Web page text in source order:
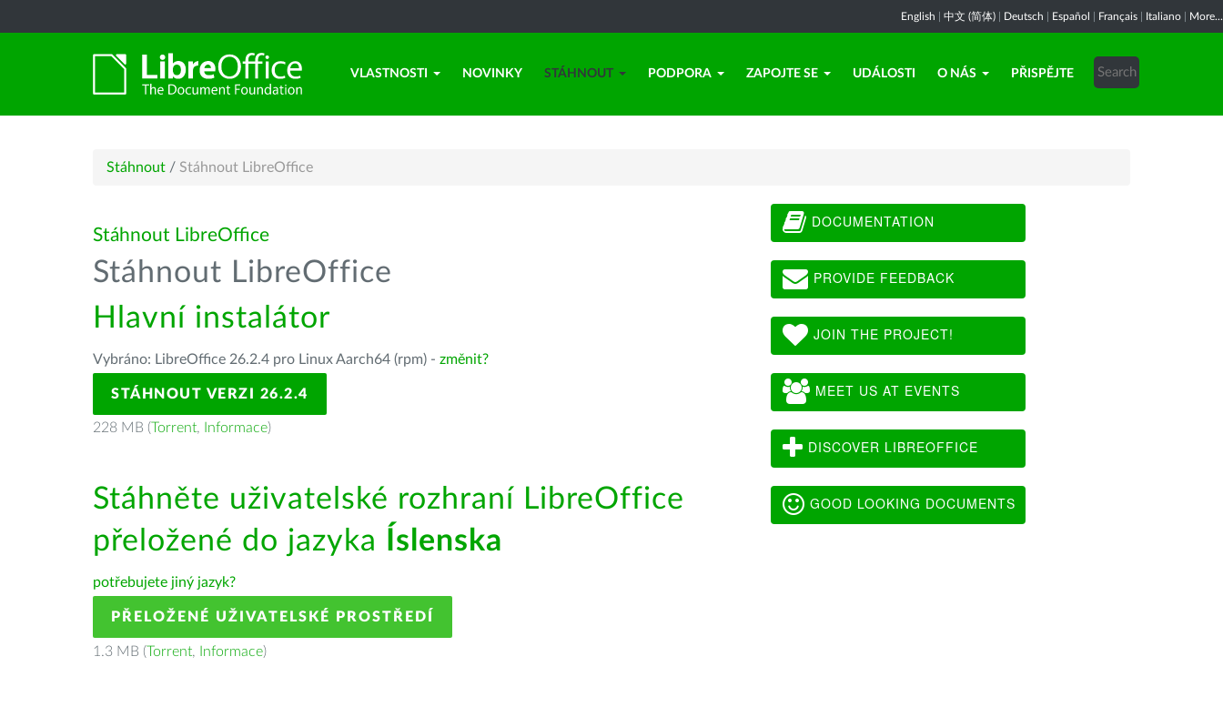
English 中文 (简体) Deutsch Español Français Italiano More...
VLASTNOSTI NOVINKY STÁHNOUT PODPORA ZAPOJTE SE UDÁLOSTI O NÁS PŘISPĚJTE
Stáhnout / Stáhnout LibreOffice
Stáhnout LibreOffice
Stáhnout LibreOffice
Hlavní instalátor
Vybráno: LibreOffice 26.2.4 pro Linux Aarch64 (rpm) - změnit?
STÁHNOUT VERZI 26.2.4
228 MB (Torrent, Informace)
Stáhněte uživatelské rozhraní LibreOffice
přeložené do jazyka
Íslenska
potřebujete jiný jazyk?
PŘELOŽENÉ UŽIVATELSKÉ PROSTŘEDÍ
1.3 MB (Torrent, Informace)
DOCUMENTATION
PROVIDE FEEDBACK
JOIN THE PROJECT!
MEET US AT EVENTS
DISCOVER LIBREOFFICE
GOOD LOOKING DOCUMENTS